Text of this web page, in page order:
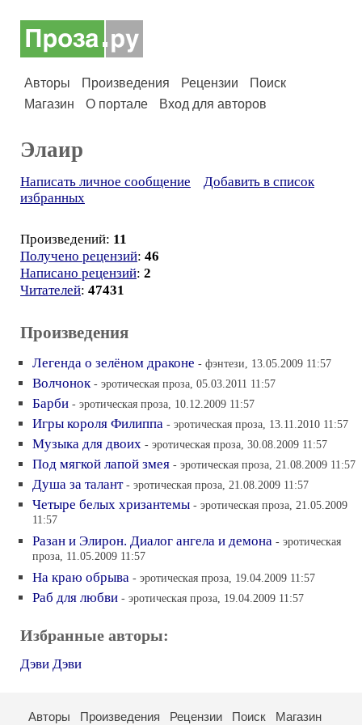
Авторы Произведения Рецензии
Поиск
Магазин
О портале Вход для авторов
Элаир
Написать личное сообщение
Добавить в список
избранных
Произведений: 11
Получено рецензий: 46
Написано рецензий: 2
Читателей: 47431
Произведения
Легенда о зелёном драконе - фэнтези, 13.05.2009 11:57
Волчонок - эротическая проза, 05.03.2011 11:57
Барби - эротическая проза, 10.12.2009 11:57
Игры короля Филиппа - эротическая проза, 13.11.2010 11:57
Музыка для двоих - эротическая проза, 30.08.2009 11:57
Под мягкой лапой змея - эротическая проза, 21.08.2009 11:57
Душа за талант - эротическая проза, 21.08.2009 11:57
Четыре белых хризантемы - эротическая проза, 21.05.2009
11:57
Разан и Элирон. Диалог ангела и демона - эротическая
проза, 11.05.2009 11:57
На краю обрыва - эротическая проза, 19.04.2009 11:57
Раб для любви - эротическая проза, 19.04.2009 11:57
Избранные авторы:
Дэви Дэви
Авторы Произведения Рецензии Поиск Магазин